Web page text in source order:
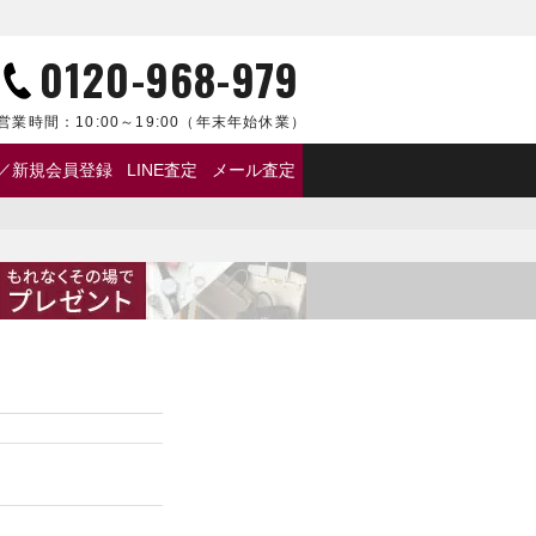
0120-968-979
業時間： 10:00～19:00 （年末年始休業）
新規会員登録 LINE査定 メール査定